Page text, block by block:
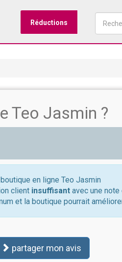
Réductions
Teo Jasmin ?
en ligne Teo Jasmin
client insuffisant avec une
et la boutique pourrait
partager mon avis